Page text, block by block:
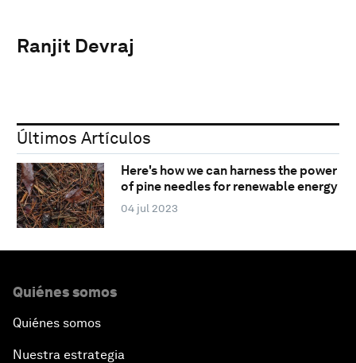
Ranjit Devraj
Últimos Artículos
Here's how we can harness the power
of pine needles for renewable energy
04 jul 2023
Quiénes somos
Quiénes somos
Nuestra estrategia